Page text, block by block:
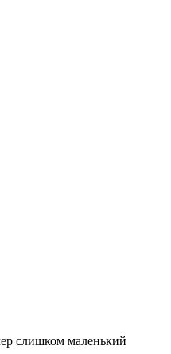
слишком маленький